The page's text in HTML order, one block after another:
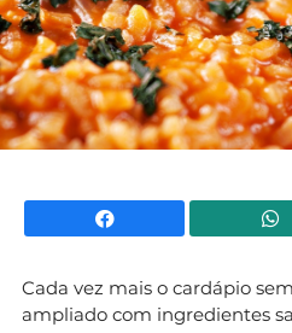
Facebook
Cada vez mais o cardápio
ampliado com ingredientes